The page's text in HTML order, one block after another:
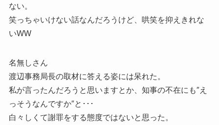
ない。
笑っちゃいけない話なんだろうけど、哄笑を抑えきれな
いWW
名無しさん
渡辺事務局長の取材に答える姿には呆れた。
私が言ったんだろうと思いますとか、知事の不在にも″え
っそうなんですか″と･･･
白々しくて謝罪をする態度ではないと思った。